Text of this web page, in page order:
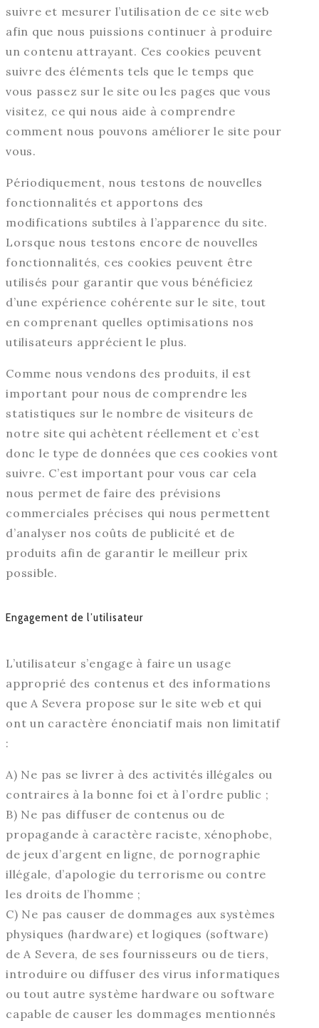
suivre et mesurer l’utilisation de ce site web
afin que nous puissions continuer à produire
un contenu attrayant. Ces cookies peuvent
suivre des éléments tels que le temps que
vous passez sur le site ou les pages que vous
visitez, ce qui nous aide à comprendre
comment nous pouvons améliorer le site pour
vous.
Périodiquement, nous testons de nouvelles
fonctionnalités et apportons des
modifications subtiles à l’apparence du site.
Lorsque nous testons encore de nouvelles
fonctionnalités, ces cookies peuvent être
utilisés pour garantir que vous bénéficiez
d’une expérience cohérente sur le site, tout
en comprenant quelles optimisations nos
utilisateurs apprécient le plus.
Comme nous vendons des produits, il est
important pour nous de comprendre les
statistiques sur le nombre de visiteurs de
notre site qui achètent réellement et c’est
donc le type de données que ces cookies vont
suivre. C’est important pour vous car cela
nous permet de faire des prévisions
commerciales précises qui nous permettent
d’analyser nos coûts de publicité et de
produits afin de garantir le meilleur prix
possible.
Engagement de l’utilisateur
L’utilisateur s’engage à faire un usage
approprié des contenus et des informations
que A Severa propose sur le site web et qui
ont un caractère énonciatif mais non limitatif
:
A) Ne pas se livrer à des activités illégales ou
contraires à la bonne foi et à l’ordre public ;
B) Ne pas diffuser de contenus ou de
propagande à caractère raciste, xénophobe,
de jeux d’argent en ligne, de pornographie
illégale, d’apologie du terrorisme ou contre
les droits de l’homme ;
C) Ne pas causer de dommages aux systèmes
physiques (hardware) et logiques (software)
de A Severa, de ses fournisseurs ou de tiers,
introduire ou diffuser des virus informatiques
ou tout autre système hardware ou software
capable de causer les dommages mentionnés